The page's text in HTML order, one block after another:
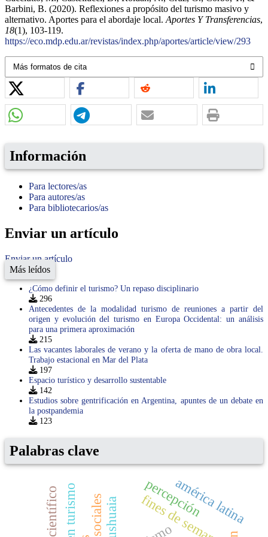
Barbini, B. (2020). Reflexiones a propósito del turismo masivo y
alternativo. Aportes para el abordaje local. Aportes Y Transferencias,
18(1), 103-119.
https://eco.mdp.edu.ar/revistas/index.php/aportes/article/view/293
Más formatos de cita
Información
Para lectores/as
Para autores/as
Para bibliotecarios/as
Enviar un artículo
Enviar un artículo
Más leídos
¿Cómo definir el turismo? Un repaso disciplinario
296
Antecedentes de la modalidad turismo de reuniones a partir del
origen y evolución del turismo en Europa Occidental: un análisis
para una primera aproximación
215
Las vacantes laborales de verano y la oferta de mano de obra local.
Trabajo estacional en Mar del Plata
197
Espacio turístico y desarrollo sustentable
142
Estudios sobre gentrificación en Argentina, apuntes de un debate en
la postpandemia
123
Palabras clave
fines de semana
percepciónamérica latina
ushuaia